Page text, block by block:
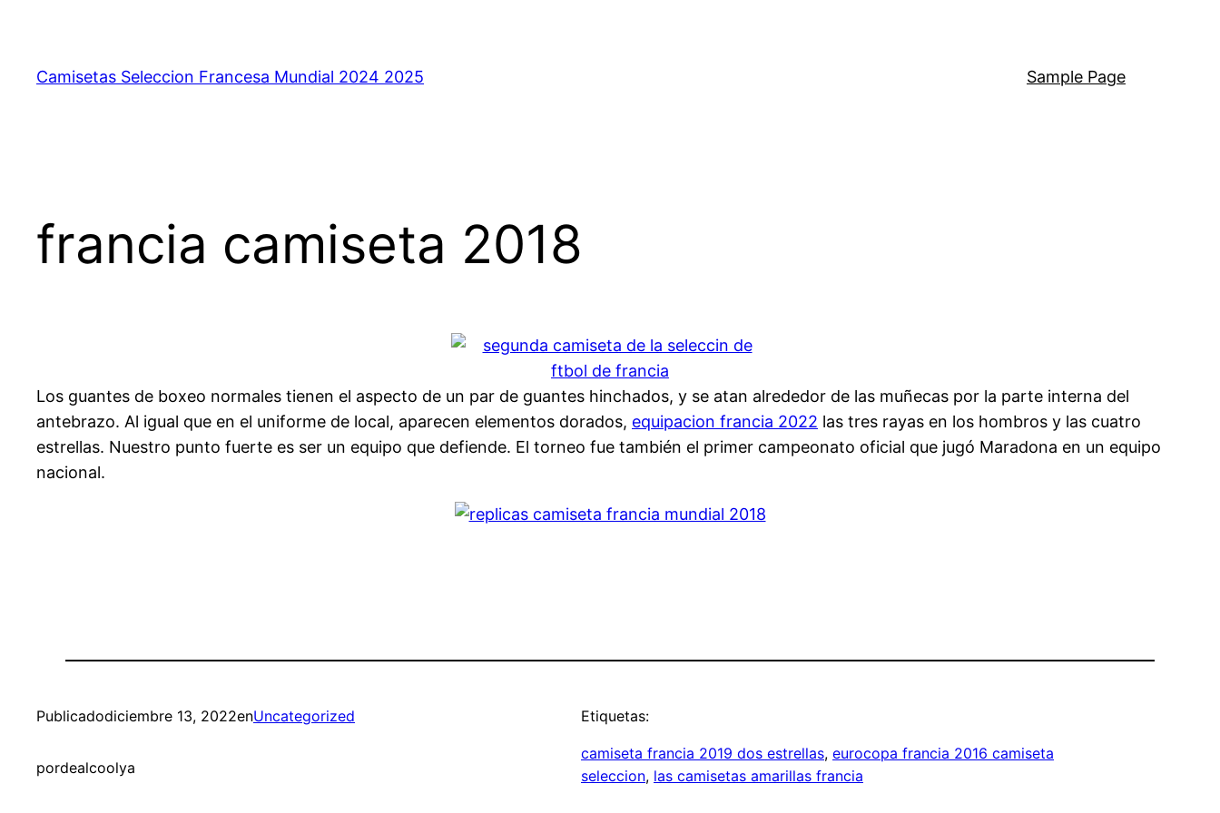
contenido
Camisetas Seleccion Francesa Mundial 2024 2025 Sample Page
francia camiseta 2018
Los guantes de boxeo normales tienen el aspecto de un par de guantes hinchados, y se atan alrededor de las muñecas por la parte interna del
antebrazo. Al igual que en el uniforme de local, aparecen elementos dorados, equipacion francia 2022 las tres rayas en los hombros y las cuatro
estrellas. Nuestro punto fuerte es ser un equipo que defiende. El torneo fue también el primer campeonato oficial que jugó Maradona en un equipo
nacional.
Publicadodiciembre 13, 2022enUncategorized
pordealcoolya
Etiquetas:
camiseta francia 2019 dos estrellas, eurocopa francia 2016 camiseta
seleccion, las camisetas amarillas francia